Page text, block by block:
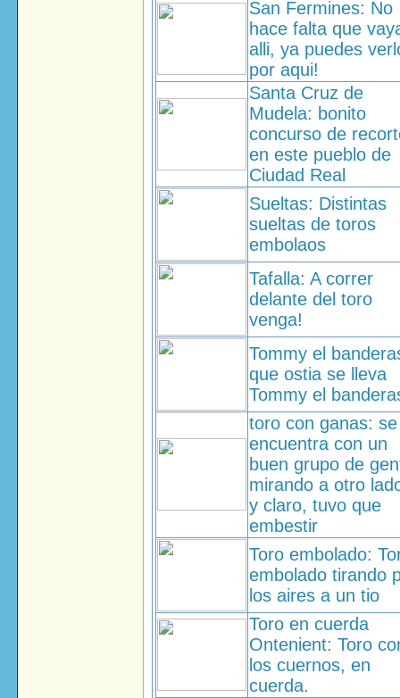
San Fermines: No
hace falta que
alli, ya puedes
por aqui!
Santa Cruz de
Mudela: bonito
concurso de
en este pueblo de
Ciudad Real
Sueltas: Distintas
sueltas de toros
embolaos
Tafalla: A correr
delante del toro
venga!
Tommy el
que ostia se lleva
Tommy el
toro con ganas: se
encuentra con un
buen grupo de
mirando a otro
y claro, tuvo que
embestir
Toro embolado:
embolado tirando
los aires a un tio
Toro en cuerda
Ontenient: Toro
los cuernos, en
cuerda.